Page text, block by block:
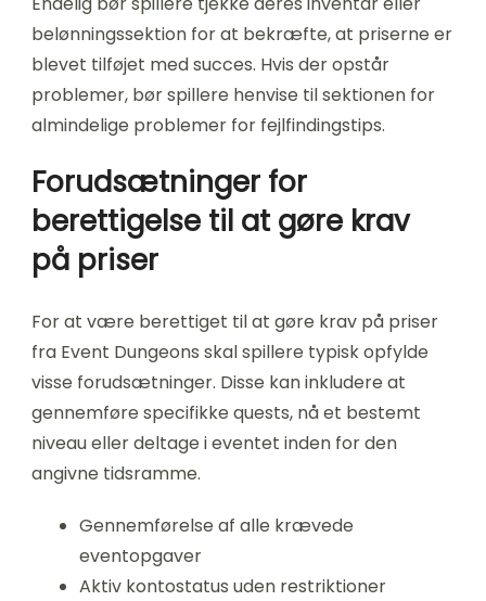
belønningssektion for at bekræfte, at priserne er
blevet tilføjet med succes. Hvis der opstår
problemer, bør spillere henvise til sektionen for
almindelige problemer for fejlfindingstips.
Forudsætninger for
berettigelse til at gøre krav
på priser
For at være berettiget til at gøre krav på priser
fra Event Dungeons skal spillere typisk opfylde
visse forudsætninger. Disse kan inkludere at
gennemføre specifikke quests, nå et bestemt
niveau eller deltage i eventet inden for den
angivne tidsramme.
Gennemførelse af alle krævede
eventopgaver
Aktiv kontostatus uden restriktioner